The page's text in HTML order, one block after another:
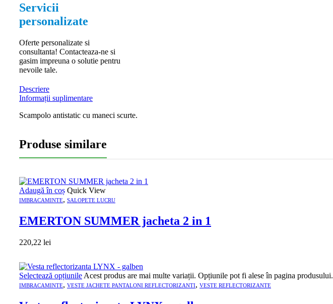
Servicii
personalizate
Oferte personalizate si
consultanta! Contacteaza-ne si
gasim impreuna o solutie pentru
nevoile tale.
Descriere
Informații suplimentare
Scampolo antistatic cu maneci scurte.
Produse similare
Adaugă în coș Quick View
IMBRACAMINTE, SALOPETE LUCRU
EMERTON SUMMER jacheta 2 in 1
220,22 lei
Selectează opțiunile Acest produs are mai multe variații. Opțiunile pot fi alese în pagina produsului.
IMBRACAMINTE, VESTE JACHETE PANTALONI REFLECTORIZANTI, VESTE REFLECTORIZANTE